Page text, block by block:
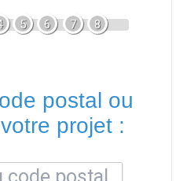
5 6 7 8
postal ou
projet :